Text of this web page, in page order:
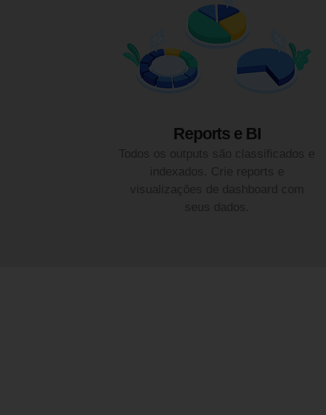
Reports e BI